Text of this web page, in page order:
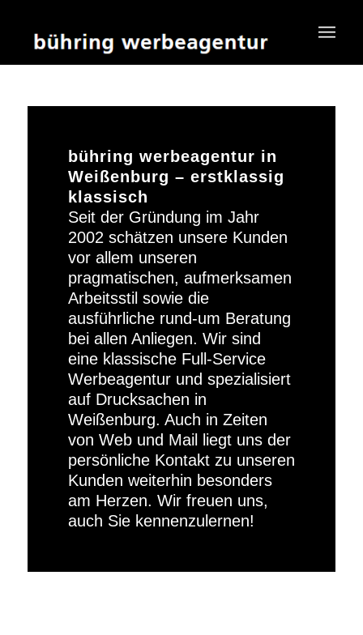
bühring werbeagentur in
Weißenburg – erstklassig
klassisch
Seit der Gründung im Jahr
2002 schätzen unsere Kunden
vor allem unseren
pragmatischen, aufmerksamen
Arbeitsstil sowie die
ausführliche rund-um Beratung
bei allen Anliegen. Wir sind
eine klassische Full-Service
Werbeagentur und spezialisiert
auf Drucksachen in
Weißenburg. Auch in Zeiten
von Web und Mail liegt uns der
persönliche Kontakt zu unseren
Kunden weiterhin besonders
am Herzen. Wir freuen uns,
auch Sie kennenzulernen!